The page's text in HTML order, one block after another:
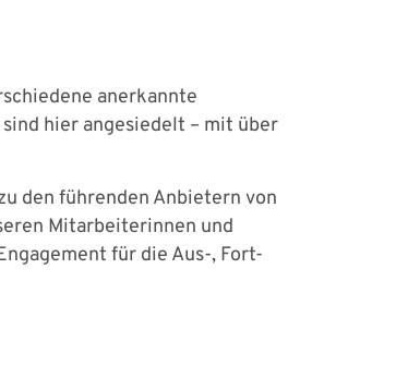
anerkannte
hier angesiedelt – mit über
den führenden Anbietern von
Mitarbeiterinnen und
für die Aus-, Fort-